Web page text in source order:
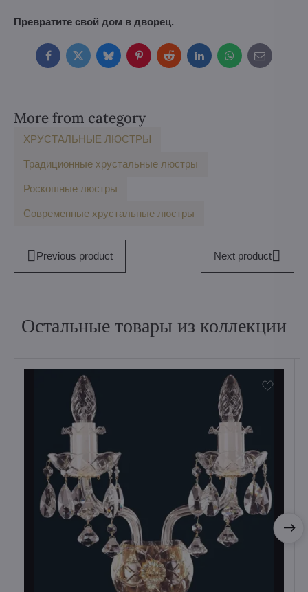
Превратите свой дом в дворец.
FacebookTwitterBlueskyPinterestRedditLinkedInWhatsApp
E-
mail
More from category
ХРУСТАЛЬНЫЕ ЛЮСТРЫ
Традиционные хрустальные люстры
Роскошные люстры
Современные хрустальные люстры
Previous product Next product
Остальные товары из коллекции